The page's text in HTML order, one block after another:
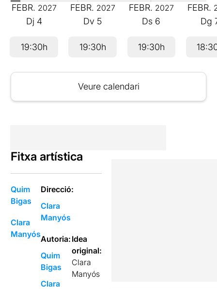
FEBR. 2027
Dj 4
19:30h
FEBR. 2027
Dv 5
19:30h
FEBR. 2027
Ds 6
19:30h
FEBR.
Dg
Veure calendari
Fitxa artística
Quim
Bigas
Clara
Manyós
Direcció:
Clara
Manyós
Autoria:
Quim
Bigas
Clara
Idea
original:
Clara
Manyós